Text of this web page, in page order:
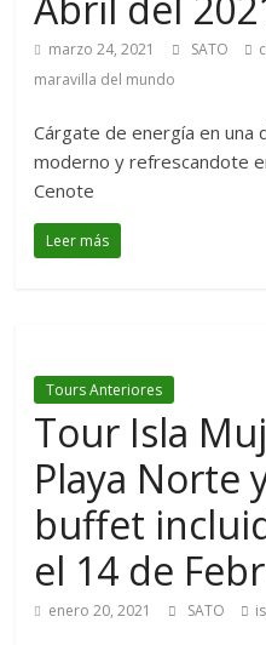
marzo 24, 2021 SATO
maravilla del mundo
Cárgate de energía en una
moderno y refrescandote
Cenote
Leer más
Tours Anteriores
Tour Isla
Playa Norte
buffet
el 14 de
enero 20, 2021 SATO